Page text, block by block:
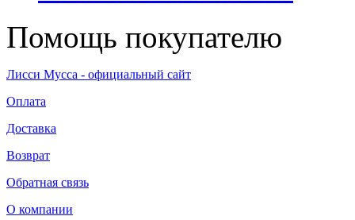
Помощь покупателю
Лисси Мусса - официальный сайт
Оплата
Доставка
Возврат
Обратная связь
О компании